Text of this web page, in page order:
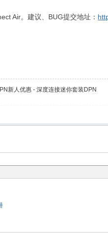
Air。建议、BUG提交地址：
新人优惠 - 深度连接迷你套装DPN